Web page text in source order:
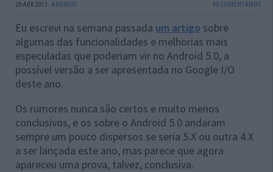
28 ABR 2013 · ANDROID 45 COMENTÁRIOS
Eu escrevi na semana passada um artigo sobre
algumas das funcionalidades e melhorias mais
especuladas que poderiam vir no Android 5.0, a
possível versão a ser apresentada no Google I/O
deste ano.
Os rumores nunca são certos e muito menos
conclusivos, e os sobre o Android 5.0 andaram
sempre um pouco dispersos se seria 5.X ou outra 4.X
a ser lançada este ano, mas parece que agora
apareceu uma prova, talvez, conclusiva.